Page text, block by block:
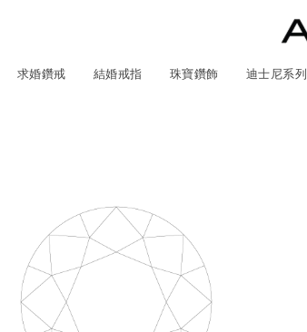
求婚鑽戒
結婚戒指 珠寶鑽飾 迪士尼系列
經典單鑽 ALUXE All 結婚對戒
GIA鑽石耳環
小熊維尼系列 冰雪奇緣系列
黃金戒指
祖母綠形
雷地恩形
ALUXE嚴選鑽石
鑽石知識4C